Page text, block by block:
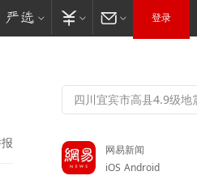
登录
网易新闻
iOS Android